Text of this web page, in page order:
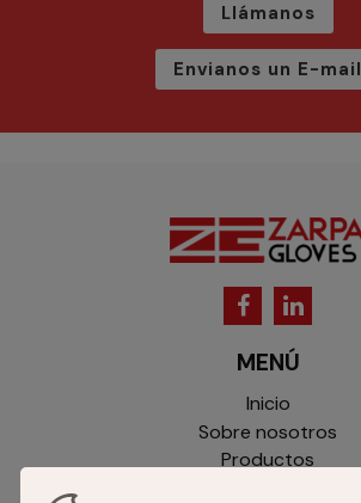
Llámanos
Envianos un E-mail
MENÚ
Inicio
Sobre nosotros
Productos